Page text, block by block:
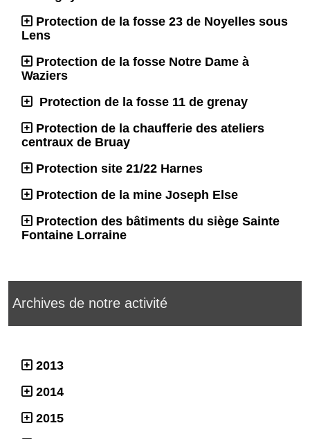
Protection de la fosse 23 de Noyelles sous
Lens
Protection de la fosse Notre Dame à
Waziers
Protection de la fosse 11 de grenay
Protection de la chaufferie des ateliers
centraux de Bruay
Protection site 21/22 Harnes
Protection de la mine Joseph Else
Protection des bâtiments du siège Sainte
Fontaine Lorraine
Archives de notre activité
2013
2014
2015